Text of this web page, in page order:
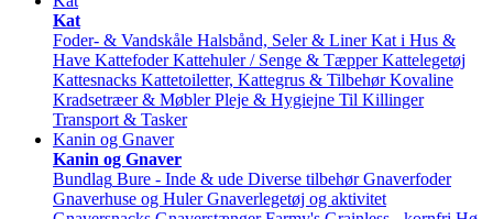
Kat
Foder- & Vandskåle Halsbånd, Seler & Liner Kat i Hus &
Have Kattefoder Kattehuler / Senge & Tæpper Kattelegetøj
Kattesnacks Kattetoiletter, Kattegrus & Tilbehør Kovaline
Kradsetræer & Møbler Pleje & Hygiejne Til Killinger
Transport & Tasker
Kanin og Gnaver
Kanin og Gnaver
Bundlag Bure - Inde & ude Diverse tilbehør Gnaverfoder
Gnaverhuse og Huler Gnaverlegetøj og aktivitet